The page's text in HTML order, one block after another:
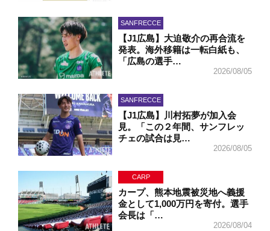
SANFRECCE
【J1広島】大迫敬介の再合流を
発表。海外移籍は一転白紙も、
「広島の選手…
2026/08/05
SANFRECCE
【J1広島】川村拓夢が加入会
見。「この２年間、サンフレッ
チェの試合は見…
2026/08/05
CARP
カープ、熊本地震被災地へ義援
金として1,000万円を寄付。選手
会長は「…
2026/08/04